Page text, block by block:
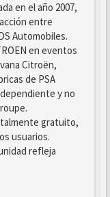
en el año 2007,
entre
Automobiles.
en eventos
Citroën,
de PSA
y no
gratuito,
usuarios.
refleja